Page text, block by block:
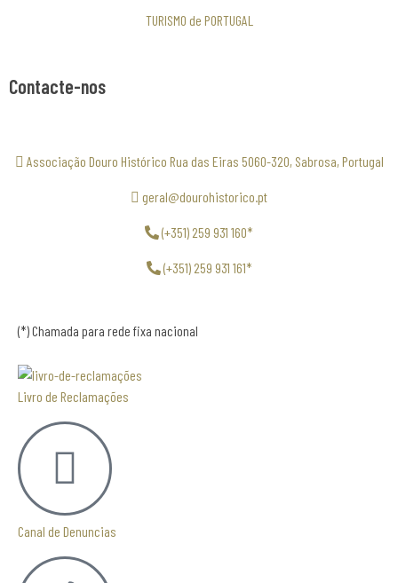
TURISMO de PORTUGAL
Contacte-nos
Associação Douro Histórico Rua das Eiras 5060-320, Sabrosa, Portugal
geral@dourohistorico.pt
(+351) 259 931 160*
(+351) 259 931 161*
(*) Chamada para rede fixa nacional
Livro de Reclamações
Canal de Denuncias